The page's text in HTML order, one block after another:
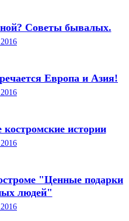
Советы бывалых.
Европа и Азия!
истории
"Ценные подарки
людей"